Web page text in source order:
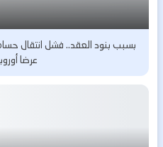
بسبب بنود العقد.. فشل انتقال
عرضا